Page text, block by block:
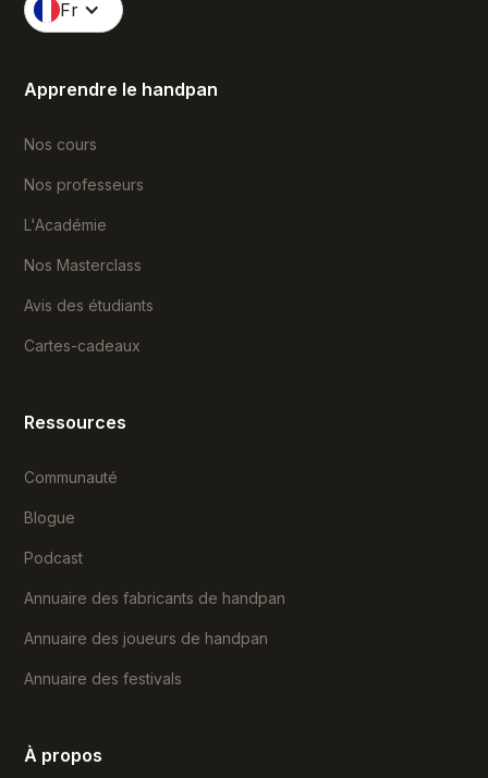
Fr
Apprendre le handpan
Nos cours
Nos professeurs
L'Académie
Nos Masterclass
Avis des étudiants
Cartes-cadeaux
Ressources
Communauté
Blogue
Podcast
Annuaire des fabricants de handpan
Annuaire des joueurs de handpan
Annuaire des festivals
À propos